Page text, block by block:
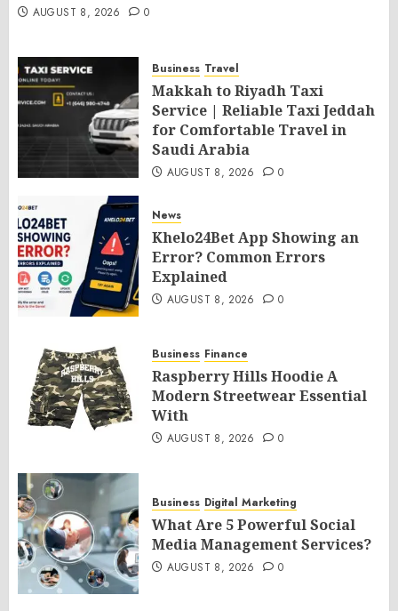
AUGUST 8, 2026 0
Business Travel
Makkah to Riyadh Taxi
Service | Reliable Taxi Jeddah
for Comfortable Travel in
Saudi Arabia
AUGUST 8, 2026 0
News
Khelo24Bet App Showing an
Error? Common Errors
Explained
AUGUST 8, 2026 0
Business Finance
Raspberry Hills Hoodie A
Modern Streetwear Essential
With
AUGUST 8, 2026 0
Business Digital Marketing
What Are 5 Powerful Social
Media Management Services?
AUGUST 8, 2026 0